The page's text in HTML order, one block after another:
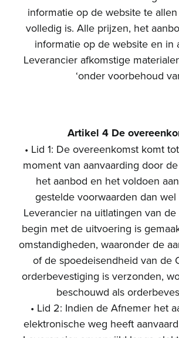
informatie op de website te
volledig is. Alle prijzen, het
informatie op de website en in
Leverancier afkomstige
‘onder voorbehoud
Artikel 4 De
• Lid 1: De overeenkomst komt
moment van aanvaarding door
het aanbod en het voldoen
gestelde voorwaarden dan
Leverancier na uitlatingen van
begin met de uitvoering is
omstandigheden, waaronder de
of de spoedeisendheid van de
orderbevestiging is verzonden,
beschouwd als
• Lid 2: Indien de Afnemer het
elektronische weg heeft